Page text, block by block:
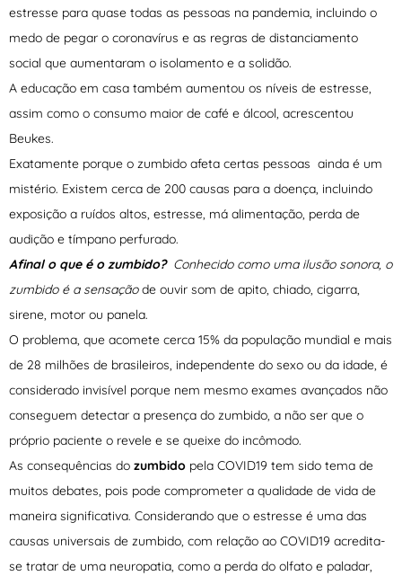
estresse para quase todas as pessoas na pandemia, incluindo o
medo de pegar o coronavírus e as regras de distanciamento
social que aumentaram o isolamento e a solidão.
A educação em casa também aumentou os níveis de estresse,
assim como o consumo maior de café e álcool, acrescentou
Beukes.
Exatamente porque o zumbido afeta certas pessoas ainda é um
mistério. Existem cerca de 200 causas para a doença, incluindo
exposição a ruídos altos, estresse, má alimentação, perda de
audição e tímpano perfurado.
Afinal o que é o zumbido?Conhecido como uma ilusão sonora, o
zumbido é a sensaçãode ouvir som de apito, chiado, cigarra,
sirene, motor ou panela.
O problema, que acomete cerca 15% da população mundial e mais
de 28 milhões de brasileiros, independente do sexo ou da idade, é
considerado invisível porque nem mesmo exames avançados não
conseguem detectar a presença do zumbido, a não ser que o
próprio paciente o revele e se queixe do incômodo.
As consequências do zumbido pela COVID19 tem sido tema de
muitos debates, pois pode comprometer a qualidade de vida de
maneira significativa. Considerando que o estresse é uma das
causas universais de zumbido, com relação ao COVID19 acredita-
se tratar de uma neuropatia, como a perda do olfato e paladar,